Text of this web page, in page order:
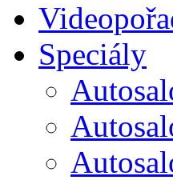
Speciály